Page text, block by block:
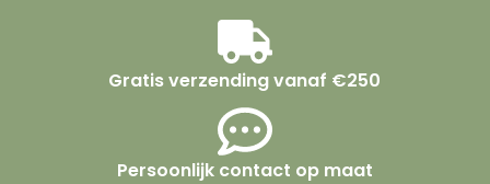
Gratis verzending vanaf €250
Persoonlijk contact op maat